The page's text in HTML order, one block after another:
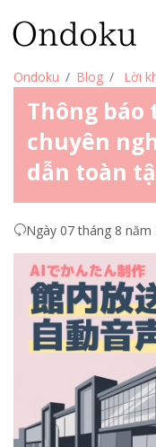
Ondoku Blog Lời
Thông báo
chuyên
dẫn toàn
Ngày 07 tháng 8 năm